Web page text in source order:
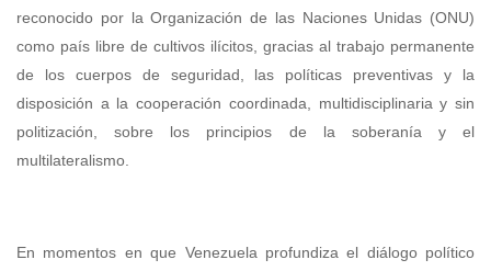
reconocido por la Organización de las Naciones Unidas (ONU)
como país libre de cultivos ilícitos, gracias al trabajo permanente
de los cuerpos de seguridad, las políticas preventivas y la
disposición a la cooperación coordinada, multidisciplinaria y sin
politización, sobre los principios de la soberanía y el
multilateralismo.
En momentos en que Venezuela profundiza el diálogo político